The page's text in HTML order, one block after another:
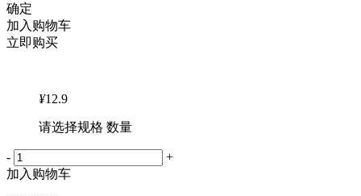
确定
加入购物车
立即购买
¥12.9
请选择规格 数量
-
+
加入购物车